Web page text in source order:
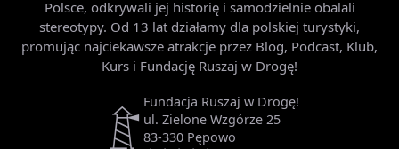
Polsce, odkrywali jej historię i samodzielnie obalali
stereotypy. Od 13 lat działamy dla polskiej turystyki,
promując najciekawsze atrakcje przez Blog, Podcast, Klub,
Kurs i Fundację Ruszaj w Drogę!
Fundacja Ruszaj w Drogę!
ul. Zielone Wzgórze 25
83-330 Pępowo